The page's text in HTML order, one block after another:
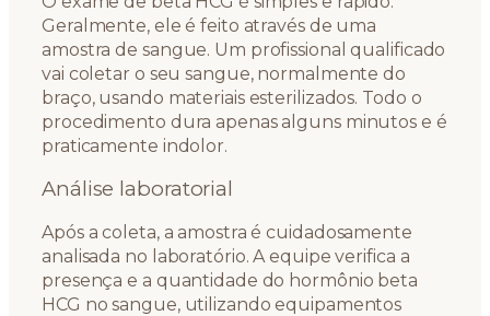
Geralmente, ele é feito através de uma
amostra de sangue. Um profissional qualificado
vai coletar o seu sangue, normalmente do
braço, usando materiais esterilizados. Todo o
procedimento dura apenas alguns minutos e é
praticamente indolor.
Análise laboratorial
Após a coleta, a amostra é cuidadosamente
analisada no laboratório. A equipe verifica a
presença e a quantidade do hormônio beta
HCG no sangue, utilizando equipamentos